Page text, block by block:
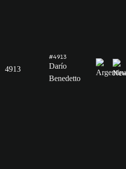
4913
#4913
Darío
Benedetto